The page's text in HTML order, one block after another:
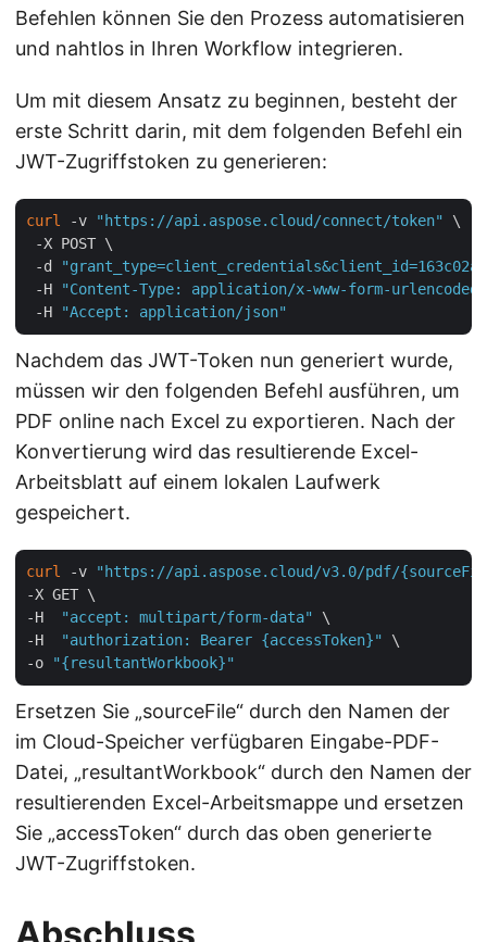
Befehlen können Sie den Prozess automatisieren
und nahtlos in Ihren Workflow integrieren.
Um mit diesem Ansatz zu beginnen, besteht der
erste Schritt darin, mit dem folgenden Befehl ein
JWT-Zugriffstoken zu generieren:
curl -v "https://api.aspose.cloud/connect/token"
\
-X POST \
-d
-H
"Content-Type: application/x-www-form-urlencoded"
-H
"Accept: application/json"
Nachdem das JWT-Token nun generiert wurde,
müssen wir den folgenden Befehl ausführen, um
PDF online nach Excel zu exportieren. Nach der
Konvertierung wird das resultierende Excel-
Arbeitsblatt auf einem lokalen Laufwerk
gespeichert.
curl -v
"https://api.aspose.cloud/v3.0/pdf/
-X GET \
-H
"accept: multipart/form-data"
\
-H
"authorization: Bearer {accessToken}"
\
-o
"{resultantWorkbook}"
Ersetzen Sie „sourceFile“ durch den Namen der
im Cloud-Speicher verfügbaren Eingabe-PDF-
Datei, „resultantWorkbook“ durch den Namen der
resultierenden Excel-Arbeitsmappe und ersetzen
Sie „accessToken“ durch das oben generierte
JWT-Zugriffstoken.